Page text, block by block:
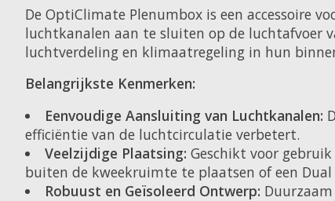
De OptiClimate Plenumbox is een accessoire
luchtkanalen aan te sluiten op de luchtafvoer
luchtverdeling en klimaatregeling in hun
Belangrijkste Kenmerken:
Eenvoudige Aansluiting van Luchtkanalen:
efficiëntie van de luchtcirculatie verbetert.
Veelzijdige Plaatsing: Geschikt voor
buiten de kweekruimte te plaatsen of een
Robuust en Geïsoleerd Ontwerp: